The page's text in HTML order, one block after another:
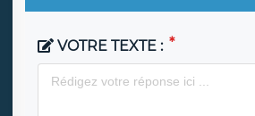
VOTRE TEXTE :